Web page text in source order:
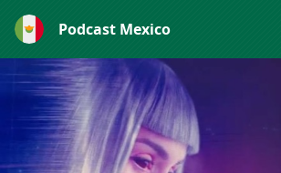
Podcast Mexico